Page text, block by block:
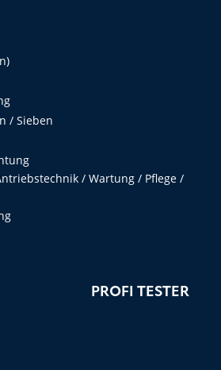
/ Sieben
/ Wartung / Pflege /
PROFI TESTER